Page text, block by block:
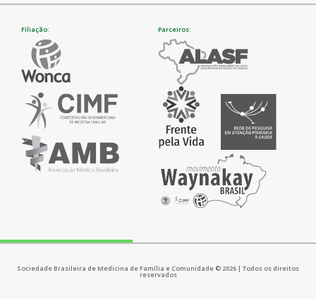
Filiação: Parceiros:
Sociedade Brasileira de Medicina de Família e Comunidade © 2026 | Todos os direitos
reservados